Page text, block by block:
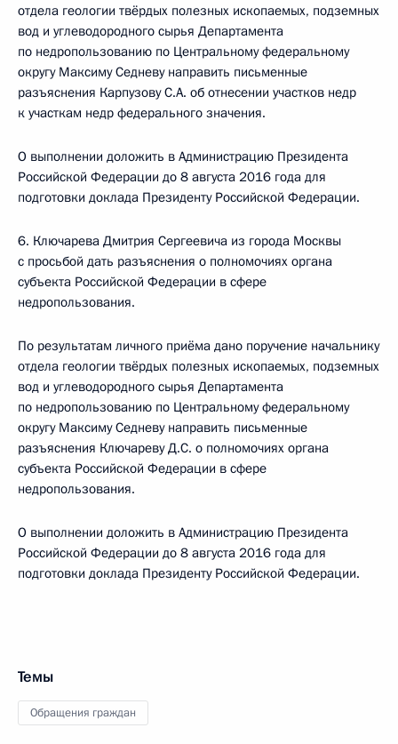
отдела геологии твёрдых полезных ископаемых, подземных
вод и углеводородного сырья Департамента
по недропользованию по Центральному федеральному
округу Максиму Седневу направить письменные
разъяснения Карпузову С.А. об отнесении участков недр
к участкам недр федерального значения.
О выполнении доложить в Администрацию Президента
Российской Федерации до 8 августа 2016 года для
подготовки доклада Президенту Российской Федерации.
6. Ключарева Дмитрия Сергеевича из города Москвы
с просьбой дать разъяснения о полномочиях органа
субъекта Российской Федерации в сфере
недропользования.
По результатам личного приёма дано поручение начальнику
отдела геологии твёрдых полезных ископаемых, подземных
вод и углеводородного сырья Департамента
по недропользованию по Центральному федеральному
округу Максиму Седневу направить письменные
разъяснения Ключареву Д.С. о полномочиях органа
субъекта Российской Федерации в сфере
недропользования.
О выполнении доложить в Администрацию Президента
Российской Федерации до 8 августа 2016 года для
подготовки доклада Президенту Российской Федерации.
Темы
Обращения граждан